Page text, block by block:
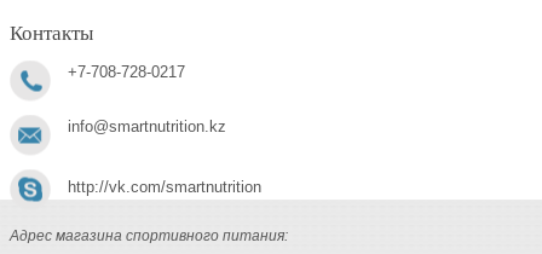
Контакты
+7-708-728-0217
info@smartnutrition.kz
http://vk.com/smartnutrition
Адрес магазина спортивного питания: